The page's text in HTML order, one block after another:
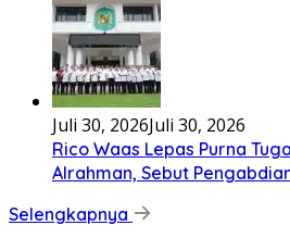
Juli 30, 2026Juli 30, 2026
Rico Waas Lepas Purna
Alrahman, Sebut
Selengkapnya